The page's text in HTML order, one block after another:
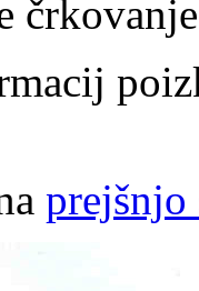
prejšnjo